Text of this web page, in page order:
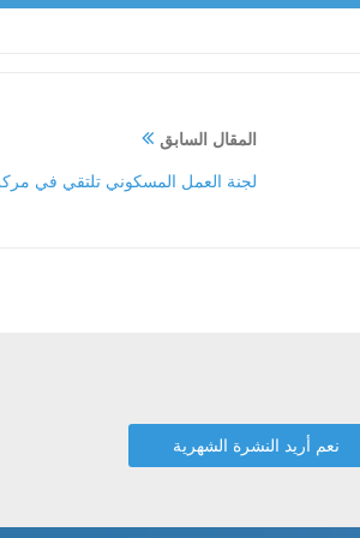
المقال السابق
لجنة العمل المسكوني تلتقي في